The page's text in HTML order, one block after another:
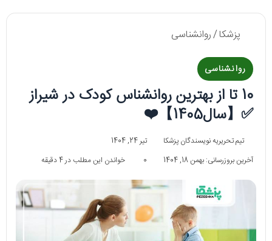
پزشکا/روانشناسی
روانشناسی
10 تا از بهترین روانشناس کودک در شیراز
✅【سال1405】❤️
تیم تحریریه نویسندگان پزشکا
تیر 24, 1404
آخرین بروزرسانی: بهمن 18, 1404
0 خواندن این مطلب در 4 دقیقه